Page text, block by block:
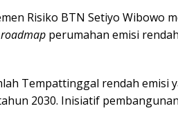
Risiko BTN Setiyo Wibowo
roadmap perumahan emisi
Tempattinggal rendah emisi
2030. Inisiatif